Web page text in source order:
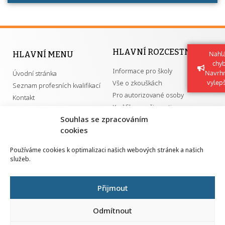
Souhlas se zpracováním
cookies
Používáme cookies k optimalizaci našich webových stránek a našich
služeb.
Přijmout
Odmítnout
HLAVNÍ MENU
Úvodní stránka
Seznam profesních kvalifikací
Kontakt
HLAVNÍ ROZCESTNÍK
Informace pro školy
Vše o zkouškách
Pro autorizované osoby
Kvalifikace a živnosti
GDPR
Národní pedagogický institut ČR
Senovážné náměstí 25
110 00 Praha 1